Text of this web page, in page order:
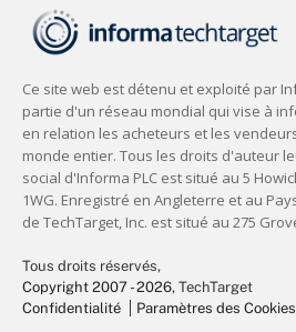
Tous droits réservés,
Copyright 2007 - 2026, TechTarget
Confidentialité
Paramètres des Cookies